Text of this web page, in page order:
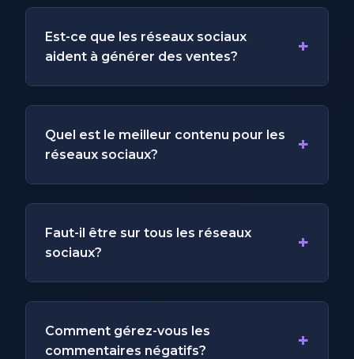
Est-ce que les réseaux sociaux
aident à générer des ventes?
+
Quel est le meilleur contenu pour les
réseaux sociaux?
+
Faut-il être sur tous les réseaux
sociaux?
+
Comment gérez-vous les
commentaires négatifs?
+